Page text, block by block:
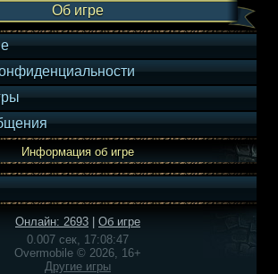
Об игре
Информация об игре
Онлайн: 2693
Об игре
0.007 сек, 17:08:47
Overmobile © 2026, 16+
Другие игры